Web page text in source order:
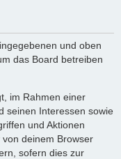
und oben
das Board betreiben
im Rahmen einer
seinen Interessen sowie
und Aktionen
deinem Browser
sofern dies zur